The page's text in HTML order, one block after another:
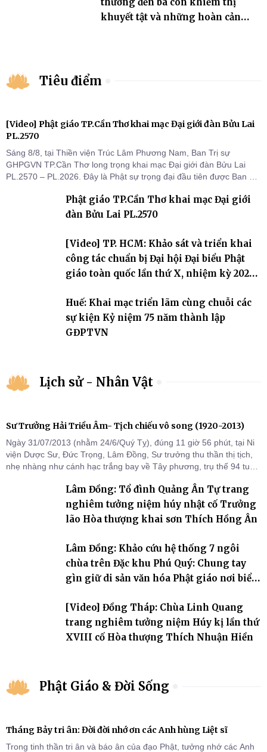
khuyết tật và những hoàn cảnh
Tiêu điểm
[Video] Phật giáo TP.Cần Thơ khai mạc Đại giới đàn Bửu Lai
PL.2570
Sáng 8/8, tại Thiền viện Trúc Lâm Phương Nam, Ban Trị sự
GHPGVN TP.Cần Thơ long trọng khai mạc Đại giới đàn Bửu Lai
PL.2570 – PL.2026. Đây là Phật sự trọng đại đầu tiên được Ban Trị
thứ I, thể hiện sự quan tâm đối với công tác truyền giới, đào tạo
Tăng tài và tiếp nối mạng mạch Tăng-g
Phật giáo TP.Cần Thơ khai mạc Đại giới
đàn Bửu Lai PL.2570
[Video] TP. HCM: Khảo sát và triển khai
công tác chuẩn bị Đại hội Đại biểu Phật
giáo toàn quốc lần thứ X, nhiệm kỳ 2026-
Huế: Khai mạc triển lãm cùng chuỗi các
sự kiện Kỷ niệm 75 năm thành lập
GĐPTVN
Lịch sử - Nhân Vật
Sư Trưởng Hải Triều Âm- Tịch chiếu vô song (1920-2013)
Ngày 31/07/2013 (nhằm 24/6/Quý Tỵ), đúng 11 giờ 56 phút, tại Ni
viện Dược Sư, Đức Trọng, Lâm Đồng, Sư trưởng thu thần thị tịch,
nhẹ nhàng như cánh hạc trắng bay về Tây phương, trụ thế 94 tuổi
Lâm Đồng: Tổ đình Quảng Ân Tự trang
nghiêm tưởng niệm húy nhật cố Trưởng
lão Hòa thượng khai sơn Thích Hồng Ân
Lâm Đồng: Khảo cứu hệ thống 7 ngôi
chùa trên Đặc khu Phú Quý: Chung tay
gìn giữ di sản văn hóa Phật giáo nơi biển
[Video] Đồng Tháp: Chùa Linh Quang
trang nghiêm tưởng niệm Húy kị lần thứ
XVIII cố Hòa thượng Thích Nhuận Hiền
Phật Giáo & Đời Sống
Tháng Bảy tri ân: Đời đời nhớ ơn các Anh hùng Liệt sĩ
Trong tinh thần tri ân và báo ân của đạo Phật, tưởng nhớ các Anh